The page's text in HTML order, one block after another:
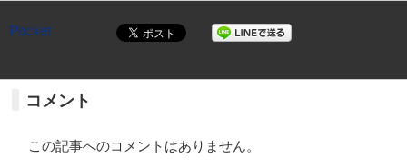
Pocket
コメント
この記事へのコメントはありません。